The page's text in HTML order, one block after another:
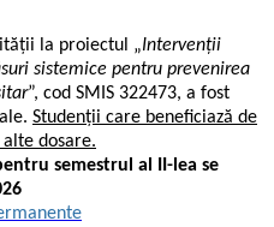
la proiectul „Intervenții
sistemice pentru prevenirea
”, cod SMIS 322473, a fost
Studenții care beneficiază de
dosare.
semestrul al II-lea se